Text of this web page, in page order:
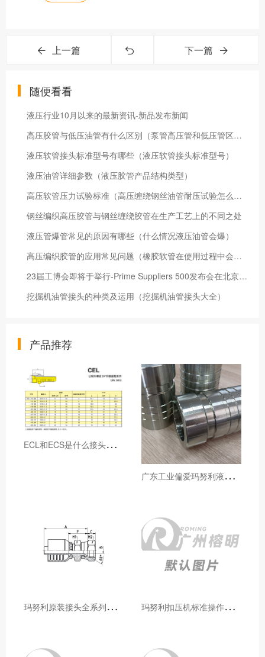
上一篇 下一篇
随便看看
液压行业10月以来的最新资讯-新品发布新闻
高压胶管与低压油管有什么区别（泵管高压管和低压管区别）
液压软管接头标准型号有哪些（液压软管接头标准型号）
液压油管详细参数（液压胶管产品结构类型）
高压软管压力试验标准（高压缠绕钢丝油管耐压试验怎么做）
钢丝编织高压胶管与钢丝缠绕胶管在生产工艺上的不同之处
液压管爆管常见的原因有哪些（什么情况液压油管会爆）
高压编织胶管的应用常见问题（橡胶软管在使用过程中会出现问题）
​23届工博会即将于举行-Prime Suppliers 500发布会在北京召开-新闻必读
挖掘机油管接头的种类及运用（挖掘机油管接头大全）
产品推荐
E
CL和ECS是什么接头，用于什么胶管或管件
广
东工业偏爱玛努利液压产品的五大原因（代理深度分析）
玛
努利原装接头全系列型号解析：广州客户选型必备指南 玛
努利扣压机标准操作流程：广州代理手把手教学（新手也能学会）